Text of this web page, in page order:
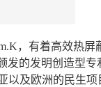
，有着高效热屏
发的发明创造型
及欧洲的民生项